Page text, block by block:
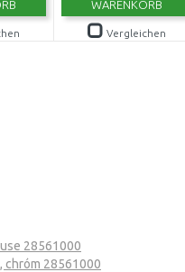
WARENKORB
Vergleichen
28561000
chróm 28561000